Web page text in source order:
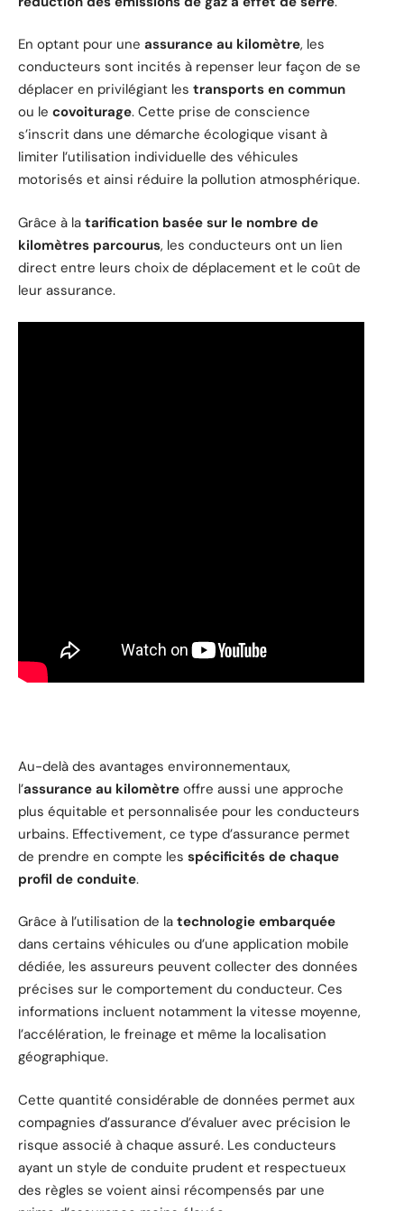
En optant pour une assurance au kilomètre, les
conducteurs sont incités à repenser leur façon de se
déplacer en privilégiant les transports en commun
ou le covoiturage. Cette prise de conscience
s’inscrit dans une démarche écologique visant à
limiter l’utilisation individuelle des véhicules
motorisés et ainsi réduire la pollution atmosphérique.
Grâce à la tarification basée sur le nombre de
kilomètres parcourus, les conducteurs ont un lien
direct entre leurs choix de déplacement et le coût de
leur assurance.
Au-delà des avantages environnementaux,
l’assurance au kilomètre offre aussi une approche
plus équitable et personnalisée pour les conducteurs
urbains. Effectivement, ce type d’assurance permet
de prendre en compte les spécificités de chaque
profil de conduite.
Grâce à l’utilisation de la technologie embarquée
dans certains véhicules ou d’une application mobile
dédiée, les assureurs peuvent collecter des données
précises sur le comportement du conducteur. Ces
informations incluent notamment la vitesse moyenne,
l’accélération, le freinage et même la localisation
géographique.
Cette quantité considérable de données permet aux
compagnies d’assurance d’évaluer avec précision le
risque associé à chaque assuré. Les conducteurs
ayant un style de conduite prudent et respectueux
des règles se voient ainsi récompensés par une